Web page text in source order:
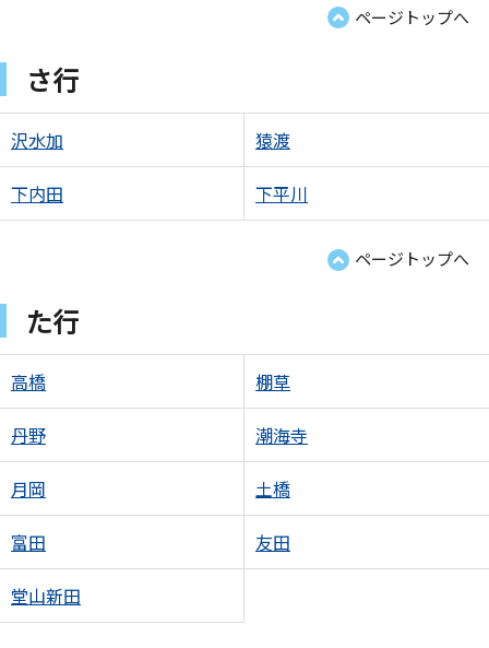
ページトップへ
さ行
沢水加 猿渡
下内田 下平川
ページトップへ
た行
高橋 棚草
丹野 潮海寺
月岡 土橋
富田 友田
堂山新田